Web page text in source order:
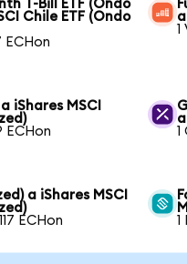
T-Bill ETF (Ondo
Chile ETF (Ondo
ECHon
a
1
iShares MSCI
ECHon
a
1
a iShares MSCI
ECHon
1